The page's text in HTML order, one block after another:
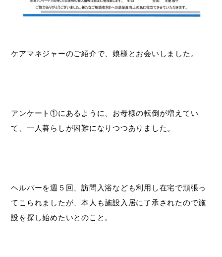
ケアマネジャーのご紹介で、娘様とお会いしました。
アンケート①にあるように、お母様の転倒が増えてい
て、一人暮らしが困難になりつつありました。
ヘルパーを週５回、訪問入浴なども利用し在宅で頑張っ
てこられましたが、本人も施設入居に了承されたので施
設を探し始めたいとのこと。